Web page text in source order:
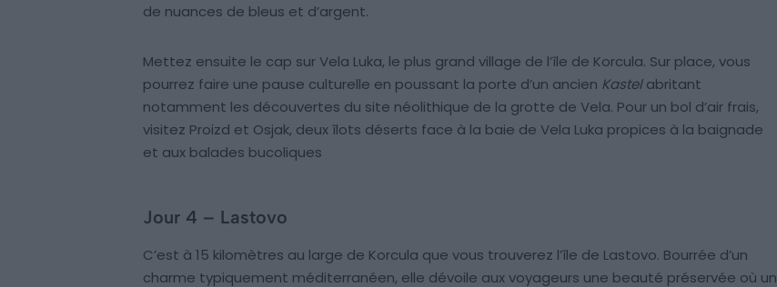
de nuances de bleus et d’argent.
Mettez ensuite le cap sur Vela Luka, le plus grand village de l’île de Korcula. Sur place, vous
pourrez faire une pause culturelle en poussant la porte d’un ancien Kastelabritant
notamment les découvertes du site néolithique de la grotte de Vela. Pour un bol d’air frais,
visitez Proizd et Osjak, deux îlots déserts face à la baie de Vela Luka propices à la baignade
et aux balades bucoliques
Jour 4 – Lastovo
C’est à 15 kilomètres au large de Korcula que vous trouverez l’île de Lastovo. Bourrée d’un
charme typiquement méditerranéen, elle dévoile aux voyageurs une beauté préservée où un